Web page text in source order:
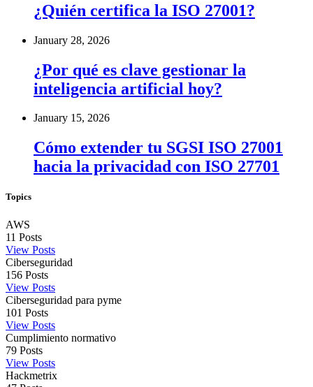
¿Quién certifica la ISO 27001?
January 28, 2026
¿Por qué es clave gestionar la
inteligencia artificial hoy?
January 15, 2026
Cómo extender tu SGSI ISO 27001
hacia la privacidad con ISO 27701
Topics
AWS
11 Posts
View Posts
Ciberseguridad
156 Posts
View Posts
Ciberseguridad para pyme
101 Posts
View Posts
Cumplimiento normativo
79 Posts
View Posts
Hackmetrix